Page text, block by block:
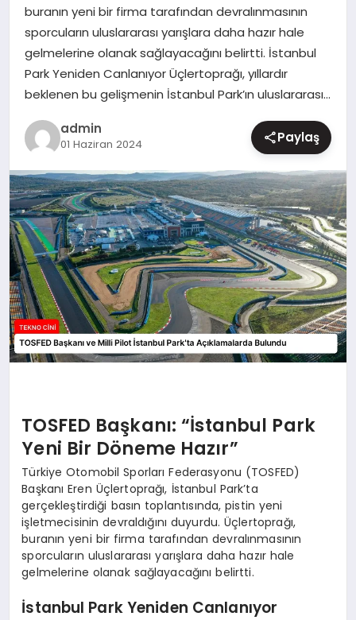
buranın yeni bir firma tarafından devralınmasının
sporcuların uluslararası yarışlara daha hazır hale
gelmelerine olanak sağlayacağını belirtti. İstanbul
Park Yeniden Canlanıyor Üçlertoprağı, yıllardır
beklenen bu gelişmenin İstanbul Park’ın uluslararası…
admin
01 Haziran 2024 Paylaş
TOSFED Başkanı: “İstanbul Park
Yeni Bir Döneme Hazır”
Türkiye Otomobil Sporları Federasyonu (TOSFED)
Başkanı Eren Üçlertoprağı, İstanbul Park’ta
gerçekleştirdiği basın toplantısında, pistin yeni
işletmecisinin devraldığını duyurdu. Üçlertoprağı,
buranın yeni bir firma tarafından devralınmasının
sporcuların uluslararası yarışlara daha hazır hale
gelmelerine olanak sağlayacağını belirtti.
İstanbul Park Yeniden Canlanıyor